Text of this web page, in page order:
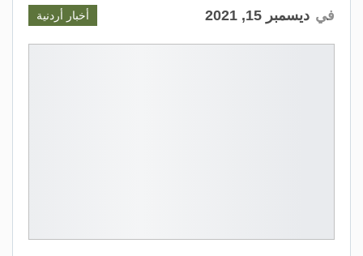
أخبار أردنية في ديسمبر 15, 2021